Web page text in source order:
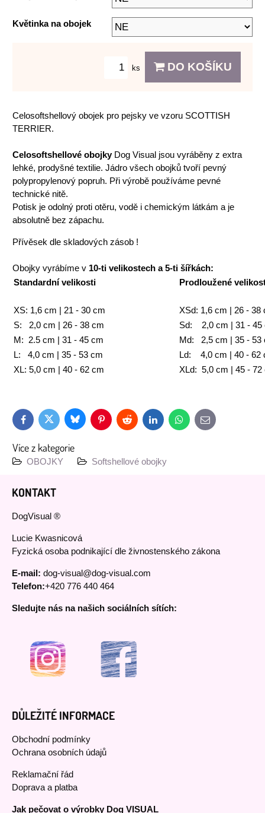
Květinka na obojek
ks DO KOŠÍKU
Celosoftshellový obojek pro pejsky ve vzoru SCOTTISH
TERRIER.
Celosoftshellové obojky Dog Visual jsou vyráběny z extra
lehké, prodyšné textilie. Jádro všech obojků tvoří pevný
polypropylenový popruh. Při výrobě používáme pevné
technické nitě.
Potisk je odolný proti otěru, vodě i chemickým látkám a je
absolutně bez zápachu.
Přívěsek dle skladových zásob !
Obojky vyrábíme v 10-ti velikostech a 5-ti šířkách:
Standardní velikosti
Prodloužené
XS: 1,6 cm | 21 - 30 cm
XSd: 1,6 cm | 26 - 38
S: 2,0 cm | 26 - 38 cm
Sd: 2,0 cm | 31 - 45
M: 2.5 cm | 31 - 45 cm
Md: 2,5 cm | 35 - 53
L: 4,0 cm | 35 - 53 cm
Ld: 4,0 cm | 40 - 62
XL: 5,0 cm | 40 - 62 cm
XLd: 5,0 cm | 45 - 72
FacebookTwitter BlueskyPinterestReddit LinkedInWhatsApp
E-
mail
Více z kategorie
OBOJKY Softshellové obojky
KONTAKT
DogVisual ®
Lucie Kwasnicová
Fyzická osoba podnikající dle živnostenského zákona
E-mail: dog-visual@dog-visual.com
Telefon:+420 776 440 464
Sledujte nás na našich sociálních sítích:
DŮLEŽITÉ INFORMACE
Obchodní podmínky
Ochrana osobních údajů
Reklamační řád
Doprava a platba
Jak pečovat o výrobky Dog VISUAL